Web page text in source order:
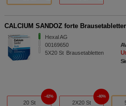
CALCIUM SANDOZ forte
Hexal AG
00169650
5X20 St Brausetabletten
20 St
42%
2X20 St
40%